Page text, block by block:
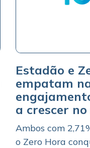
Estadão e
empatam
a crescer no
Ambos com
o Zero Hora